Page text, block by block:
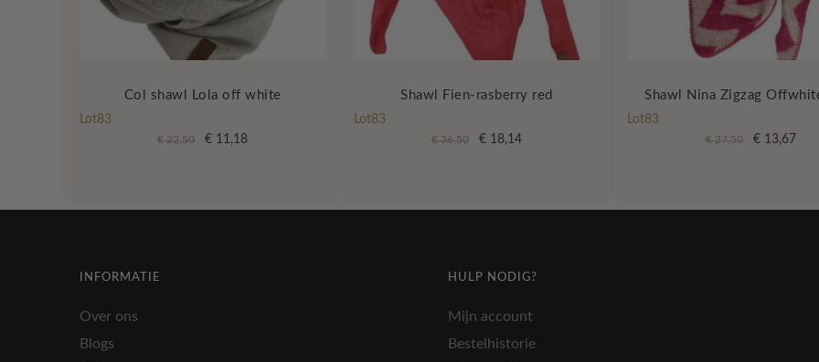
Col shawl Lola off white
Lot83
€22,50
Oorspronkelijke
€ 11,18Huidige
Shawl Fien-rasberry red
Lot83
€36,50
Oorspronkelijke
€18,14Huidige
Shawl Nina Zigzag
Lot83
€27,50 €13,67
INFORMATIE
Over ons
Blogs
HULP NODIG?
Mijn account
Bestelhistorie